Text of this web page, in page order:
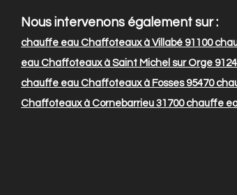
Nous intervenons également sur :
chauffe eau Chaffoteaux à Villabé 91100
eau Chaffoteaux à Saint Michel sur Orge
chauffe eau Chaffoteaux à Fosses 95470
Chaffoteaux à Cornebarrieu 31700chauffe